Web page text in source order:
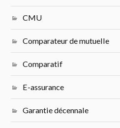
CMU
Comparateur de mutuelle
Comparatif
E-assurance
Garantie décennale